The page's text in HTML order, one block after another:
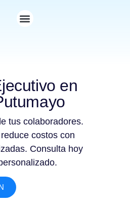
en
tus colaboradores.
costos con
Consulta hoy